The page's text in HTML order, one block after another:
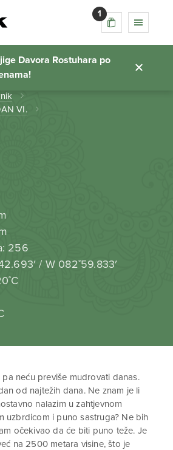
1
Davora Rostuhara po
VI.
256
/ W 082˚59.833′
neću previše mudrovati danas.
od najtežih dana. Ne znam je li
nalazim u zahtjevnom
uzbrdicom i puno sastruga? Ne bih
očekivao da će biti puno teže. Je
na 2500 metara visine, što je